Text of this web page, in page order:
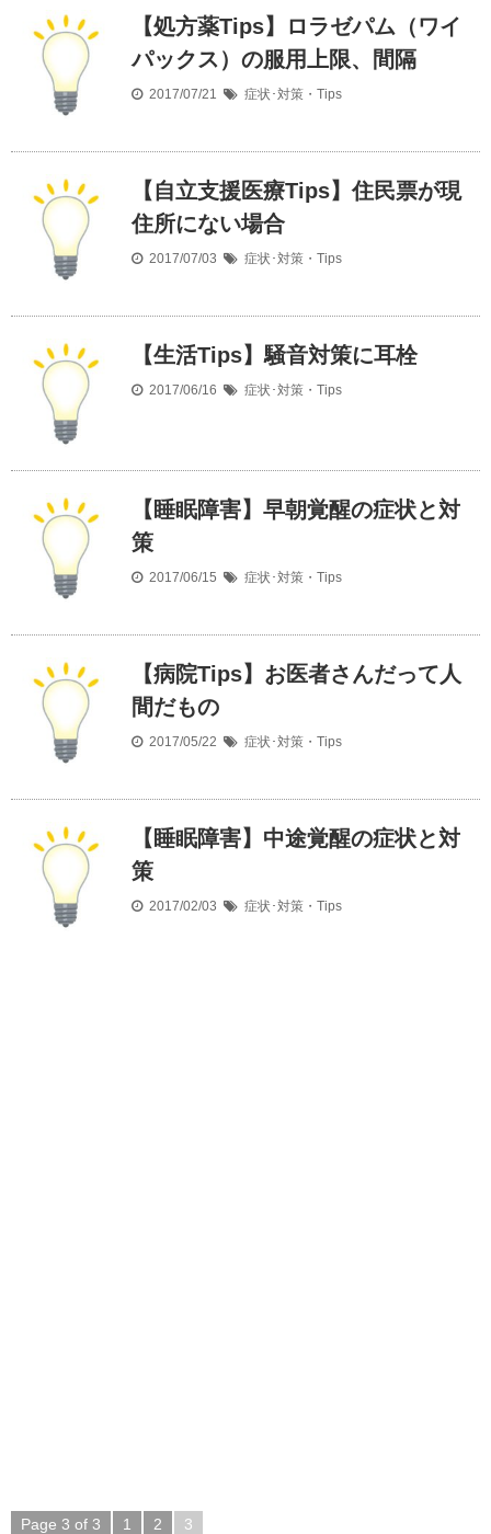
【処方薬Tips】ロラゼパム（ワイ
パックス）の服用上限、間隔
2017/07/21 症状･対策・Tips
【自立支援医療Tips】住民票が現
住所にない場合
2017/07/03 症状･対策・Tips
【生活Tips】騒音対策に耳栓
2017/06/16 症状･対策・Tips
【睡眠障害】早朝覚醒の症状と対
策
2017/06/15 症状･対策・Tips
【病院Tips】お医者さんだって人
間だもの
2017/05/22 症状･対策・Tips
【睡眠障害】中途覚醒の症状と対
策
2017/02/03 症状･対策・Tips
Page 3 of 3 1 2 3